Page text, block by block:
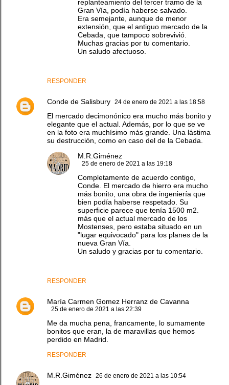
RESPONDER
replanteamiento del tercer tramo de la
Gran Vía, podía haberse salvado.
Era semejante, aunque de menor
extensión, que el antiguo mercado de la
Cebada, que tampoco sobrevivió.
Muchas gracias por tu comentario.
Un saludo afectuoso.
Conde de Salisbury 24 de enero de 2021 a las 18:58
El mercado decimonónico era mucho más bonito y
elegante que el actual. Además, por lo que se ve
en la foto era muchísimo más grande. Una lástima
su destrucción, como en caso del de la Cebada.
RESPONDER
M.R.Giménez
25 de enero de 2021 a las 19:18
Completamente de acuerdo contigo,
Conde. El mercado de hierro era mucho
más bonito, una obra de ingeniería que
bien podía haberse respetado. Su
superficie parece que tenía 1500 m2.
más que el actual mercado de los
Mostenses, pero estaba situado en un
"lugar equivocado" para los planes de la
nueva Gran Vía.
Un saludo y gracias por tu comentario.
María Carmen Gomez Herranz de Cavanna
25 de enero de 2021 a las 22:39
Me da mucha pena, francamente, lo sumamente
bonitos que eran, la de maravillas que hemos
perdido en Madrid.
RESPONDER
M.R.Giménez 26 de enero de 2021 a las 10:54